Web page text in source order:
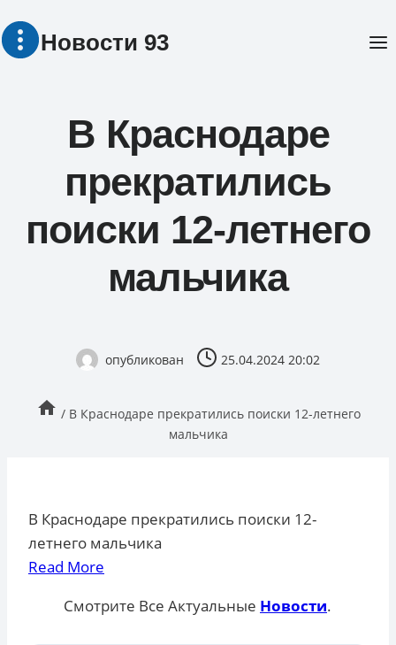
Перейти
Новости 93
В Краснодаре
прекратились
поиски 12-летнего
мальчика
опубликован 25.04.2024 20:02
/ В Краснодаре прекратились поиски 12-летнего
мальчика
В Краснодаре прекратились поиски 12-
летнего мальчика
Read More
Смотрите Все Актуальные Новости.